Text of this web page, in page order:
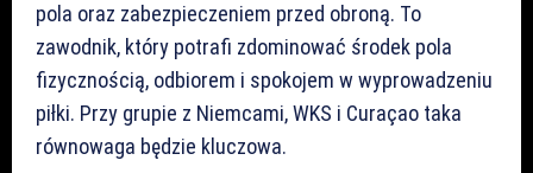
pola oraz zabezpieczeniem przed obroną. To
zawodnik, który potrafi zdominować środek pola
fizycznością, odbiorem i spokojem w wyprowadzeniu
piłki. Przy grupie z Niemcami, WKS i Curaçao taka
równowaga będzie kluczowa.